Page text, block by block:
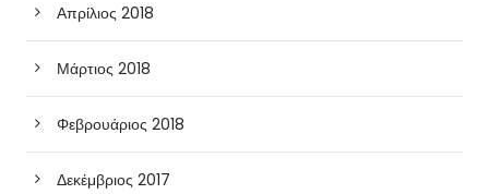
Απρίλιος 2018
Μάρτιος 2018
Φεβρουάριος 2018
Δεκέμβριος 2017